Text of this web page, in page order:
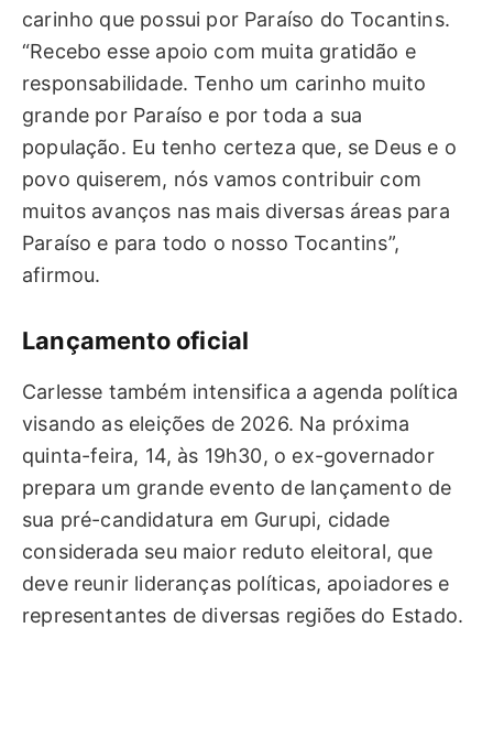
carinho que possui por Paraíso do Tocantins.
“Recebo esse apoio com muita gratidão e
responsabilidade. Tenho um carinho muito
grande por Paraíso e por toda a sua
população. Eu tenho certeza que, se Deus e o
povo quiserem, nós vamos contribuir com
muitos avanços nas mais diversas áreas para
Paraíso e para todo o nosso Tocantins”,
afirmou.
Lançamento oficial
Carlesse também intensifica a agenda política
visando as eleições de 2026. Na próxima
quinta-feira, 14, às 19h30, o ex-governador
prepara um grande evento de lançamento de
sua pré-candidatura em Gurupi, cidade
considerada seu maior reduto eleitoral, que
deve reunir lideranças políticas, apoiadores e
representantes de diversas regiões do Estado.